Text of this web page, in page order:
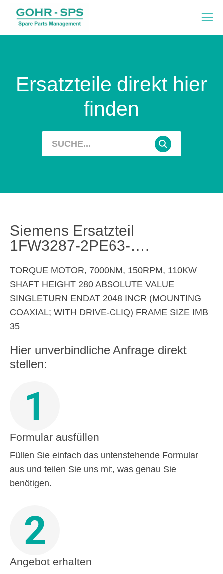
Ersatzteile direkt hier
finden
Siemens Ersatzteil
1FW3287-2PE63-….
TORQUE MOTOR, 7000NM, 150RPM, 110KW
SHAFT HEIGHT 280 ABSOLUTE VALUE
SINGLETURN ENDAT 2048 INCR (MOUNTING
COAXIAL; WITH DRIVE-CLIQ) FRAME SIZE IMB
35
Hier unverbindliche Anfrage direkt
stellen:
1
Formular ausfüllen
Füllen Sie einfach das untenstehende Formular
aus und teilen Sie uns mit, was genau Sie
benötigen.
2
Angebot erhalten